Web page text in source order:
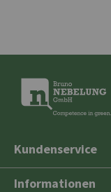
Kundenservice
Informationen